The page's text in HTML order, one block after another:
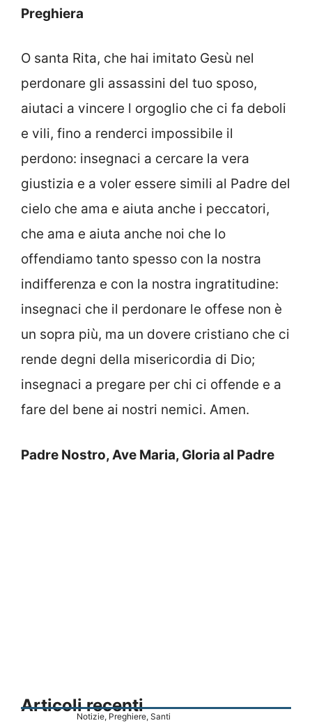
Preghiera
O santa Rita, che hai imitato Gesù nel
perdonare gli assassini del tuo sposo,
aiutaci a vincere l orgoglio che ci fa deboli
e vili, fino a renderci impossibile il
perdono: insegnaci a cercare la vera
giustizia e a voler essere simili al Padre del
cielo che ama e aiuta anche i peccatori,
che ama e aiuta anche noi che lo
offendiamo tanto spesso con la nostra
indifferenza e con la nostra ingratitudine:
insegnaci che il perdonare le offese non è
un sopra più, ma un dovere cristiano che ci
rende degni della misericordia di Dio;
insegnaci a pregare per chi ci offende e a
fare del bene ai nostri nemici. Amen.
Padre Nostro, Ave Maria, Gloria al Padre
Articoli recenti
Notizie, Preghiere, Santi